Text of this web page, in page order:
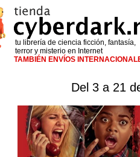
tu librería de ciencia ficción, fantasía,
terror y misterio en Internet
TAMBIÉN ENVÍOS
Del 3 a 21